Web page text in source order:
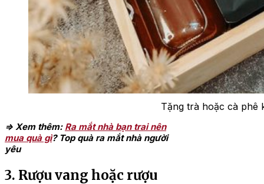
Tặng trà hoặc cà phê
=> Xem thêm: Ra mắt nhà bạn trai nên
mua quà gì? Top quà ra mắt nhà người
yêu
3. Rượu vang hoặc rượu